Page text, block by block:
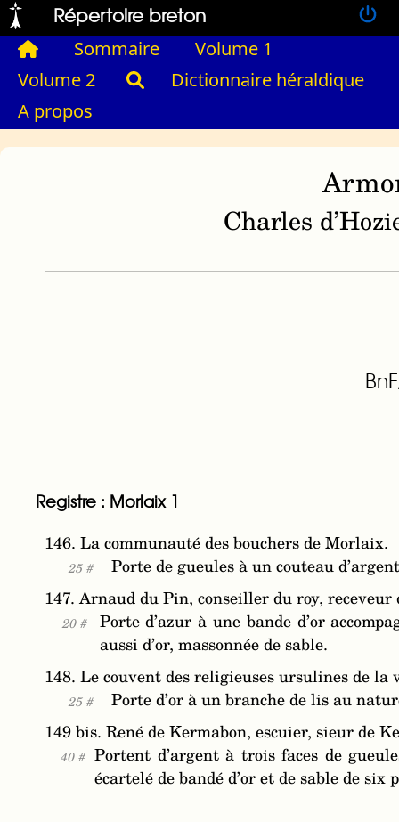
Répertoire breton
Sommaire
Volume 1
Volume 2
Dictionnaire héraldique
A propos
Charles
Registre : Morlaix 1
146. La communauté des bouchers de Morlaix.
25 #
Porte de gueules à un couteau
147. Arnaud du Pin, conseiller du roy,
20 #
Porte d’azur à une bande d’or
aussi d’or, massonnée de sable.
148. Le couvent des religieuses ursulines de
25 #
Porte d’or à un branche de lis au
149 bis. René de Kermabon, escuier, sieur de
40 # Portent d’argent à trois faces de
écartelé de bandé d’or et de sable de six